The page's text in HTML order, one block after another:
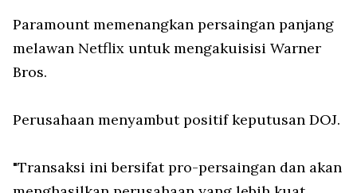
Paramount memenangkan persaingan panjang
melawan Netflix untuk mengakuisisi Warner
Bros.
Perusahaan menyambut positif keputusan DOJ.
"Transaksi ini bersifat pro-persaingan dan akan